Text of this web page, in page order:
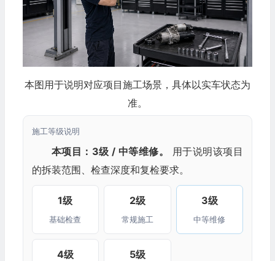
本图用于说明对应项目施工场景，具体以实车状态为
准。
施工等级说明
本项目：3级 / 中等维修。
用于说明该项目
的拆装范围、检查深度和复检要求。
1级
基础检查
2级
常规施工
3级
中等维修
4级 5级